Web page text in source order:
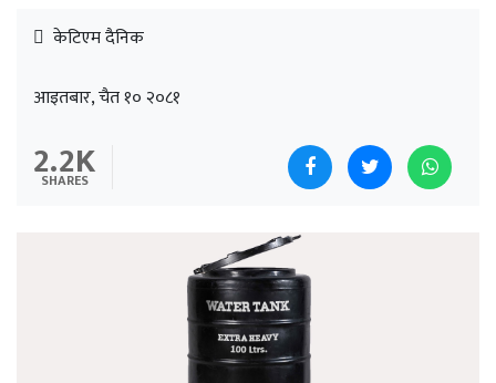
केटिएम दैनिक
आइतबार, चैत १० २०८१
2.2K
SHARES